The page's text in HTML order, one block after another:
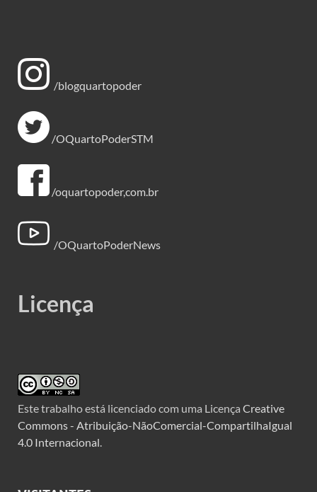
/blogquartopoder
/OQuartoPoderSTM
/oquartopoder,com.br
/OQuartoPoderNews
Licença
Este trabalho está licenciado com uma Licença Creative
Commons - Atribuição-NãoComercial-CompartilhaIgual
4.0 Internacional